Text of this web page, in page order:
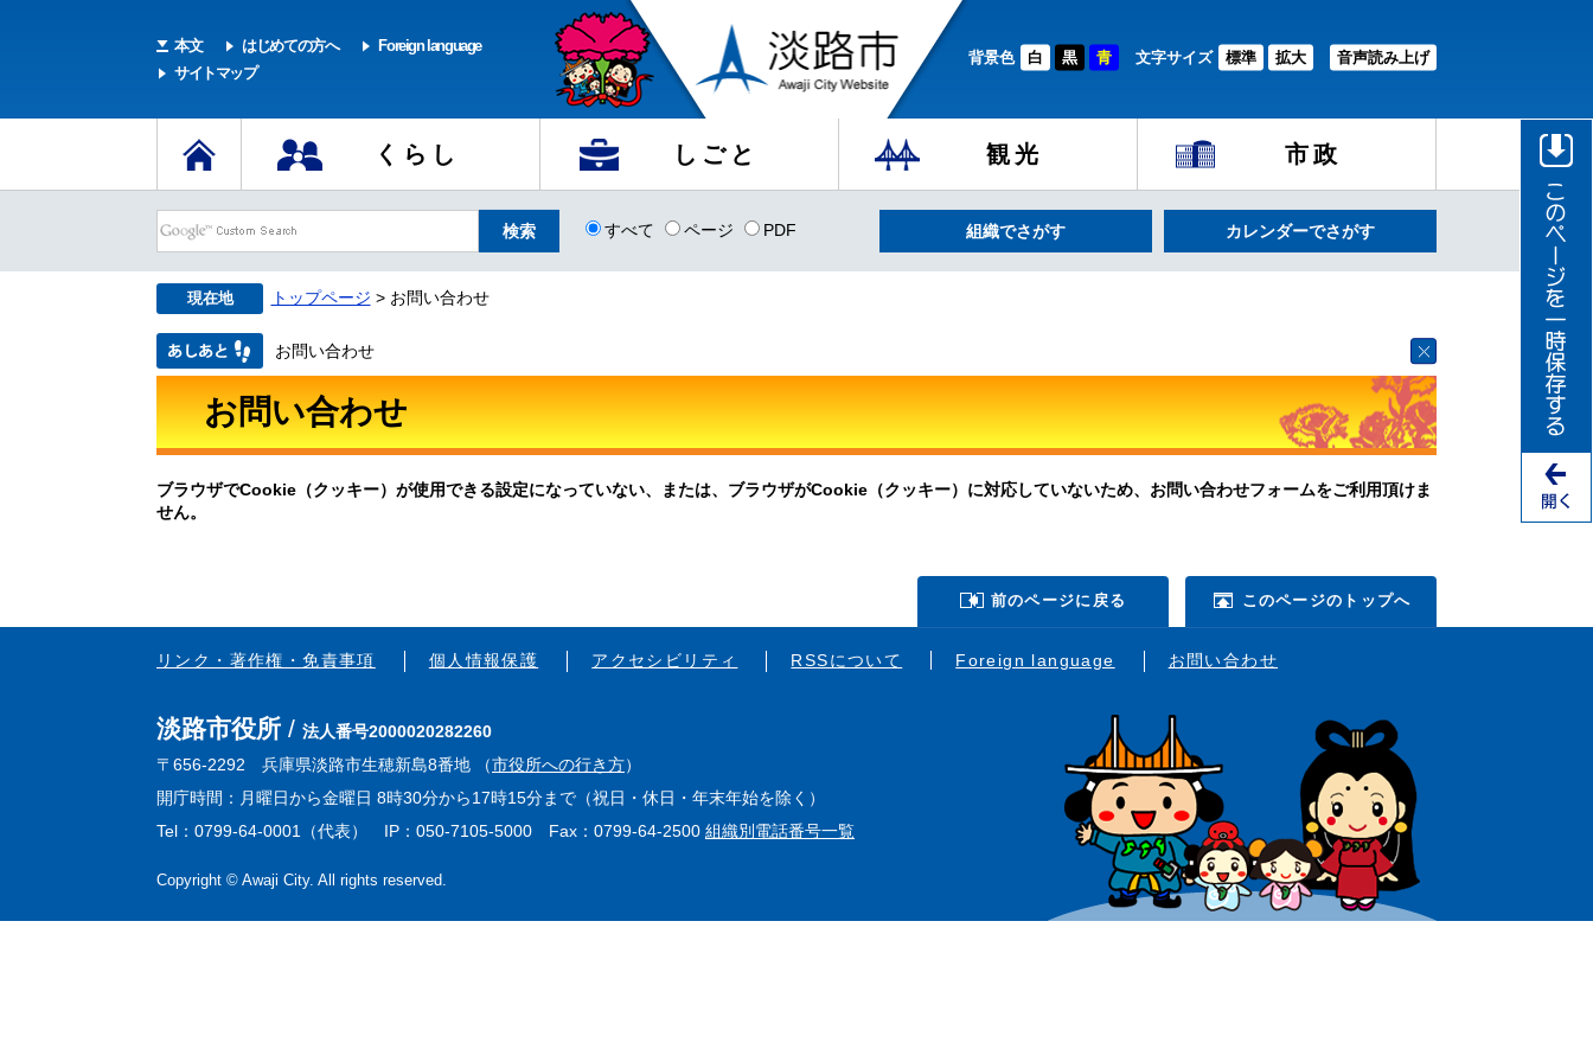
本文 はじめての方へ
Foreign language
サイトマップ
背景色 白 黒 青 文字サイズ 標準 拡大 音声読み上げ
くらし しごと 観光 市政
すべて ページ PDF 組織でさがす カレンダーでさがす
現在地 トップページ > お問い合わせ
お問い合わせ
お問い合わせ
ブラウザでCookie（クッキー）が使用できる設定になっていない、または、ブラウザがCookie（クッキー）に対応していないため、お問い合わせフォームをご利用頂けま
せん。
前のページに戻る このページのトップへ
リンク・著作権・免責事項 個人情報保護 アクセシビリティ RSSについて Foreign language お問い合わせ
淡路市役所
法人番号2000020282260
〒656-2292 兵庫県淡路市生穂新島8番地 （市役所への行き方）
開庁時間：月曜日から金曜日 8時30分から17時15分まで（祝日・休日・年末年始を除く）
Tel：0799-64-0001（代表） IP：050-7105-5000 Fax：0799-64-2500 組織別電話番号一覧
Copyright © Awaji City. All rights reserved.